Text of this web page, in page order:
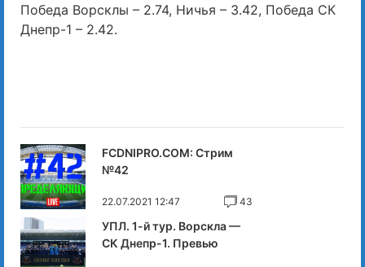
Победа Ворсклы – 2.74, Ничья – 3.42, Победа СК
Днепр-1 – 2.42.
FCDNIPRO.COM: Стрим
№42
22.07.2021 12:47 43
УПЛ. 1-й тур. Ворскла —
СК Днепр-1. Превью